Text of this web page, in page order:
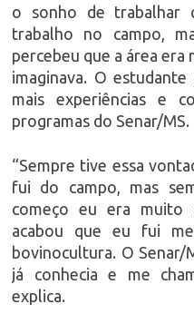
o sonho de trabalhar
trabalho no campo,
percebeu que a área era
imaginava. O
mais experiências e
programas do Senar/MS.
“Sempre tive essa
fui do campo, mas
começo eu era muito
acabou que eu fui
bovinocultura. O Senar/
já conhecia e me
explica.